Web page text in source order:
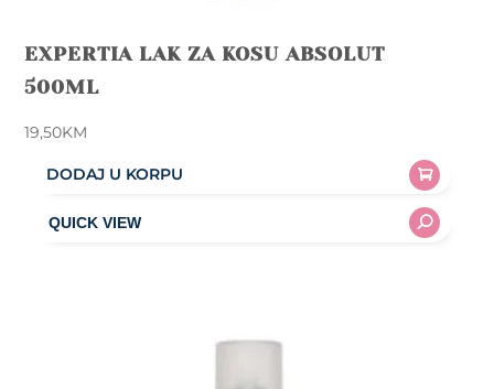
EXPERTIA LAK ZA KOSU ABSOLUT
500ML
19,50KM
DODAJ U KORPU